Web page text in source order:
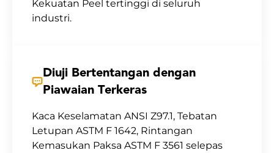
Kekuatan Peel tertinggi di seluruh
industri.
Diuji Bertentangan dengan
Piawaian Terkeras
Kaca Keselamatan ANSI Z97.1, Tebatan
Letupan ASTM F 1642, Rintangan
Kemasukan Paksa ASTM F 3561 selepas